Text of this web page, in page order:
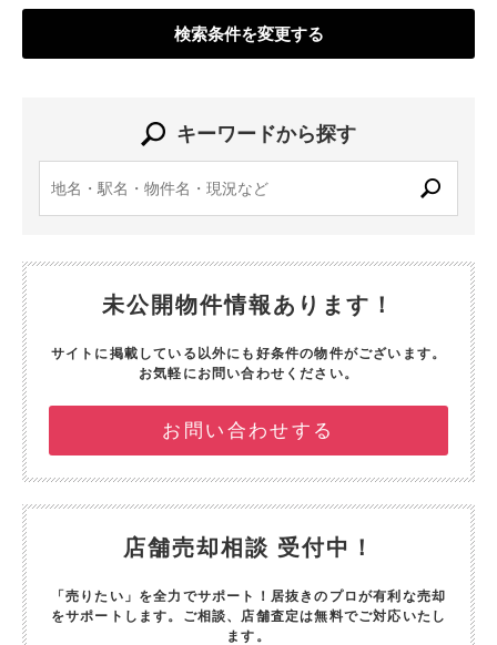
検索条件を変更する
キーワードから探す
未公開物件情報あります！
サイトに掲載している以外にも好条件の物件がございます。
お気軽にお問い合わせください。
お問い合わせする
店舗売却相談 受付中！
「売りたい」を全力でサポート！ 居抜きのプロが有利な売却
をサポートします。 ご相談、店舗査定は無料でご対応いたし
ます。